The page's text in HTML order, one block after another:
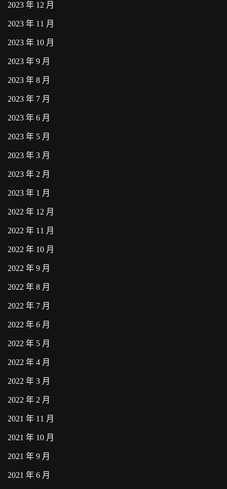
2023 年 12 月
2023 年 11 月
2023 年 10 月
2023 年 9 月
2023 年 8 月
2023 年 7 月
2023 年 6 月
2023 年 5 月
2023 年 3 月
2023 年 2 月
2023 年 1 月
2022 年 12 月
2022 年 11 月
2022 年 10 月
2022 年 9 月
2022 年 8 月
2022 年 7 月
2022 年 6 月
2022 年 5 月
2022 年 4 月
2022 年 3 月
2022 年 2 月
2021 年 11 月
2021 年 10 月
2021 年 9 月
2021 年 6 月